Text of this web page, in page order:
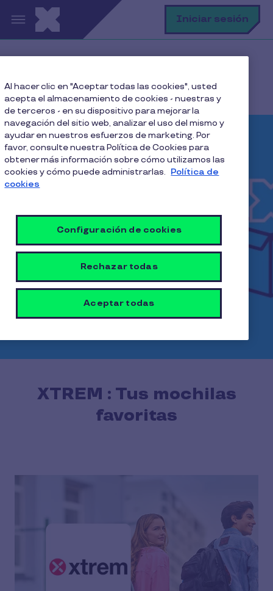
Pasar al contenido principal Iniciar sesión
XTREM
XTREM : Tus mochilas
favoritas
Al hacer clic en "Aceptar todas las cookies", usted
acepta el almacenamiento de cookies - nuestras y
de terceros - en su dispositivo para mejorar la
navegación del sitio web, analizar el uso del mismo y
ayudar en nuestros esfuerzos de marketing. Por
favor, consulte nuestra Política de Cookies para
obtener más información sobre cómo utilizamos las
cookies y cómo puede administrarlas. Política de
cookies
Configuración de cookies
Rechazar todas
Aceptar todas